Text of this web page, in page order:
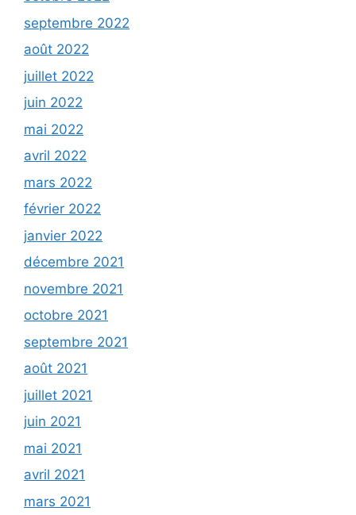
septembre 2022
août 2022
juillet 2022
juin 2022
mai 2022
avril 2022
mars 2022
février 2022
janvier 2022
décembre 2021
novembre 2021
octobre 2021
septembre 2021
août 2021
juillet 2021
juin 2021
mai 2021
avril 2021
mars 2021